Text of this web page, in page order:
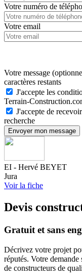
Votre numéro de
Votre email
Votre message
caractères restants
J'accepte les
Terrain-
J'accepte de
recherche
Envoyer mon message
EI - Hervé BEYET
Jura
Voir la fiche
Devis
Gratuit et sans
Décrivez votre projet
réputés. Votre demande
de constructeurs de